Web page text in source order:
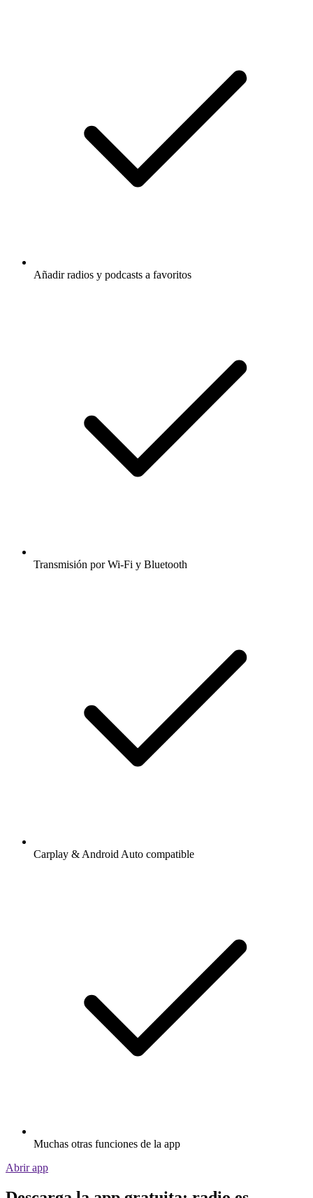
Añadir radios y podcasts a favoritos
Transmisión por Wi-Fi y Bluetooth
Carplay & Android Auto compatible
Muchas otras funciones de la app
Abrir app